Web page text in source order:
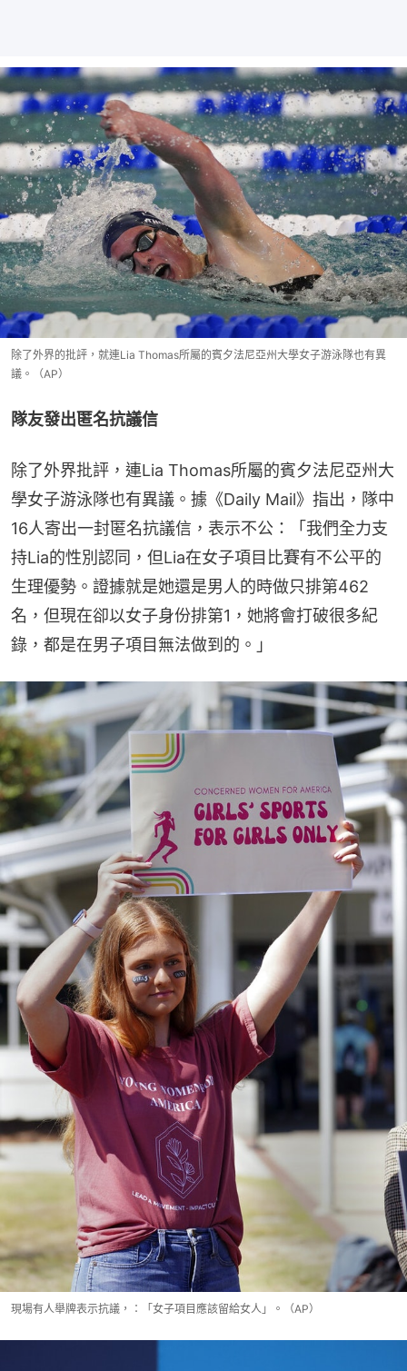
除了外界的批評，就連Lia Thomas所屬的賓夕法尼亞州大學女子游泳隊也有異
議。（AP）
隊友發出匿名抗議信
除了外界批評，連Lia Thomas所屬的賓夕法尼亞州大
學女子游泳隊也有異議。據《Daily Mail》指出，隊中
16人寄出一封匿名抗議信，表示不公：「我們全力支
持Lia的性別認同，但Lia在女子項目比賽有不公平的
生理優勢。證據就是她還是男人的時做只排第462
名，但現在卻以女子身份排第1，她將會打破很多紀
錄，都是在男子項目無法做到的。」
現場有人舉牌表示抗議，：「女子項目應該留給女人」。（AP）